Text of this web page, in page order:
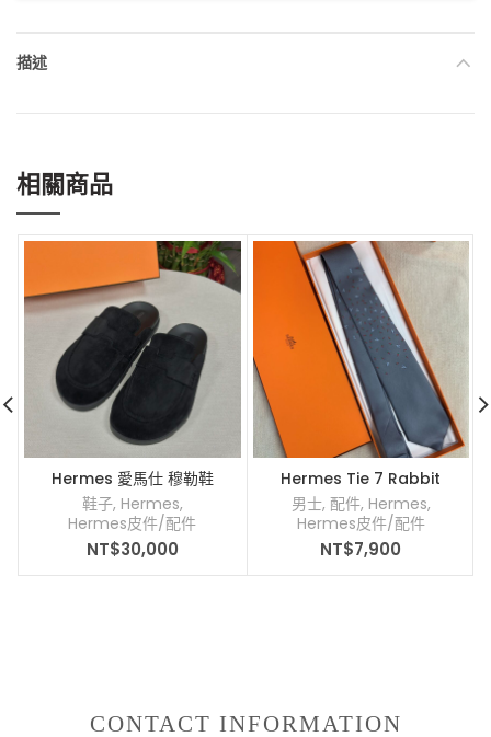
描述
相關商品
Hermes 愛馬仕 穆勒鞋
鞋子, Hermes,
Hermes皮件/配件
NT$30,000
Hermes Tie 7 Rabbit
Carrot Shuffle tie
男士, 配件, Hermes,
Hermes皮件/配件
NT$7,900
CONTACT INFORMATION